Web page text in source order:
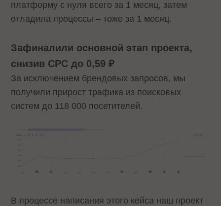
платформу с нуля всего за 1 месяц, затем
отладила процессы – тоже за 1 месяц.
Зафиналили основной этап проекта,
снизив CPC до 0,59 ₽
За исключением брендовых запросов, мы
получили прирост трафика из поисковых
систем до 118 000 посетителей.
В процессе написания этого кейса наш проект